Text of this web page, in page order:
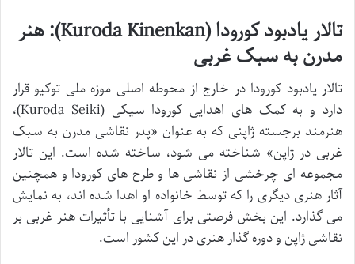
تالار یادبود کورودا (Kuroda Kinenkan): هنر
مدرن به سبک غربی
تالار یادبود کورودا در خارج از محوطه اصلی موزه ملی توکیو قرار
دارد و به کمک های اهدایی کورودا سیکی (Kuroda Seiki)،
هنرمند برجسته ژاپنی که به عنوان «پدر نقاشی مدرن به سبک
غربی در ژاپن» شناخته می شود، ساخته شده است. این تالار
مجموعه ای چرخشی از نقاشی ها و طرح های کورودا و همچنین
آثار هنری دیگری را که توسط خانواده او اهدا شده اند، به نمایش
می گذارد. این بخش فرصتی برای آشنایی با تأثیرات هنر غربی بر
نقاشی ژاپن و دوره گذار هنری در این کشور است.